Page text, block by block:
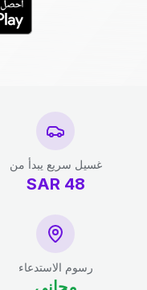
غسيل سريع يبدأ من
48
SAR
رسوم الاستدعاء